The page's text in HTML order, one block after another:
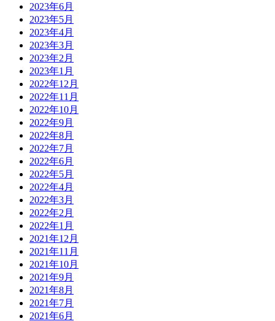
2023年6月
2023年5月
2023年4月
2023年3月
2023年2月
2023年1月
2022年12月
2022年11月
2022年10月
2022年9月
2022年8月
2022年7月
2022年6月
2022年5月
2022年4月
2022年3月
2022年2月
2022年1月
2021年12月
2021年11月
2021年10月
2021年9月
2021年8月
2021年7月
2021年6月